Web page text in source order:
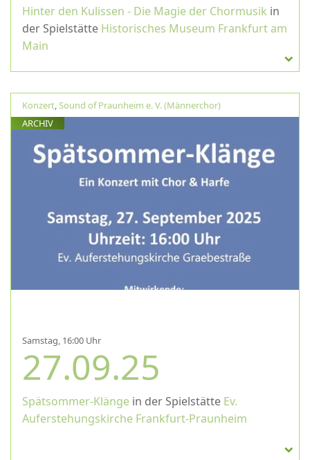
Hinter den Kulissen - Die Magie der Chormusik in
der Spielstätte Historisches Museum Frankfurt am
Main
Konzert,Sound of Praunheim e. V. (Männerchor)
ARCHIV
Samstag, 16:00 Uhr
27.09.25
Spätsommer-Klänge in der Spielstätte Ev.
Auferstehungskirche Frankfurt-Praunheim